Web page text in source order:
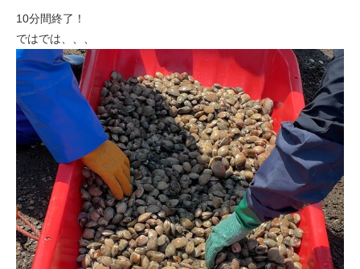
10分間終了！
ではでは、、、